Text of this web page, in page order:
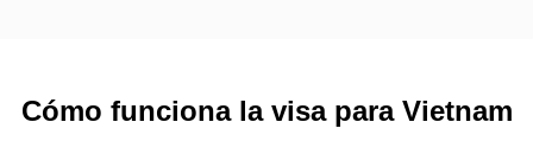
Cómo funciona la visa para Vietnam